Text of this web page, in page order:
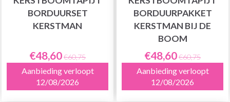
BORDUURSET
KERSTMAN
€48,60€60,75
Aanbieding verloopt
12/08/2026
BORDUURPAKKET
KERSTMAN BIJ DE
BOOM
€48,60€60,75
Aanbieding verloopt
12/08/2026